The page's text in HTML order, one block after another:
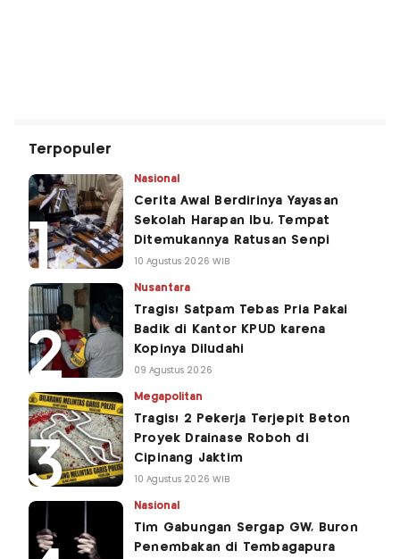
Terpopuler
Nasional
Cerita Awal Berdirinya Yayasan
Sekolah Harapan Ibu, Tempat
Ditemukannya Ratusan Senpi
10 Agustus 2026 WIB
Nusantara
Tragis! Satpam Tebas Pria Pakai
Badik di Kantor KPUD karena
Kopinya Diludahi
09 Agustus 2026
Megapolitan
Tragis! 2 Pekerja Terjepit Beton
Proyek Drainase Roboh di
Cipinang Jaktim
10 Agustus 2026 WIB
Nasional
Tim Gabungan Sergap GW, Buron
Penembakan di Tembagapura